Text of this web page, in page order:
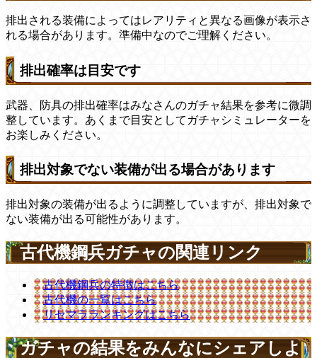
排出される装備によってはレアリティと異なる画像が表示さ
れる場合があります。準備中なのでご理解ください。
排出確率は目安です
武器、防具の排出確率はみなさんのガチャ結果を参考に微調
整しています。あくまで目安としてガチャシミュレーターを
お楽しみください。
排出対象でない装備が出る場合があります
排出対象の装備が出るように調整していますが、排出対象で
ない装備が出る可能性があります。
古代機鋼兵ガチャの関連リンク
古代機鋼兵の特徴はこちら
古代機の一覧はこちら
リセマラランキングはこちら
ガチャの結果をみんなにシェアしよ